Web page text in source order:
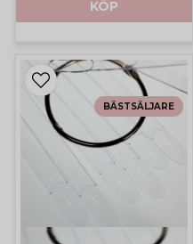
KÖP
BÄSTSÄLJARE